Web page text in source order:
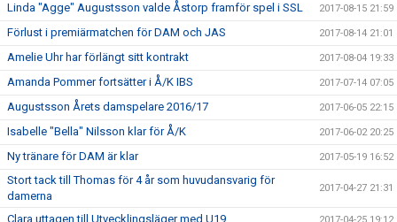
Linda "Agge" Augustsson valde Åstorp framför spel i SSL 2017-08-15 21:59
Förlust i premiärmatchen för DAM och JAS 2017-08-14 21:01
Amelie Uhr har förlängt sitt kontrakt 2017-08-04 19:33
Amanda Pommer fortsätter i Å/K IBS 2017-07-14 07:05
Augustsson Årets damspelare 2016/17 2017-06-05 22:15
Isabelle "Bella" Nilsson klar för Å/K 2017-06-02 20:25
Ny tränare för DAM är klar 2017-05-19 16:52
Stort tack till Thomas för 4 år som huvudansvarig för
damerna
2017-04-27 21:31
Clara uttagen till Utvecklingsläger med U19